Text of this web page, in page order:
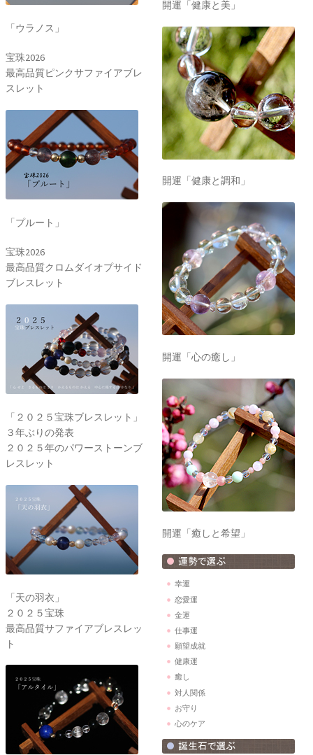
「ウラノス」
宝珠2026
最高品質ピンクサファイアブレ
スレット
「プルート」
宝珠2026
最高品質クロムダイオプサイド
ブレスレット
「２０２５宝珠ブレスレット」
３年ぶりの発表
２０２５年のパワーストーンブ
レスレット
「天の羽衣」
２０２５宝珠
最高品質サファイアブレスレッ
ト
開運「健康と美」
開運「健康と調和」
開運「心の癒し」
開運「癒しと希望」
幸運
恋愛運
金運
仕事運
願望成就
健康運
癒し
対人関係
お守り
心のケア